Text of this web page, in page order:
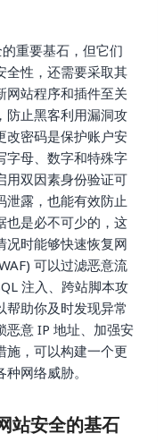
重要基石，但它们
全性，还需要采取其
网站程序和插件至关
防止黑客利用漏洞攻
改密码是保护账户安
字母、数字和特殊字
用双因素身份验证可
泄露，也能有效防止
也是必不可少的，这
况时能够快速恢复网
可以过滤恶意流
注入、跨站脚本攻
帮助你及时发现异常
恶意 IP 地址、加强安
施，可以构建一个更
网络威胁。
站安全的基石